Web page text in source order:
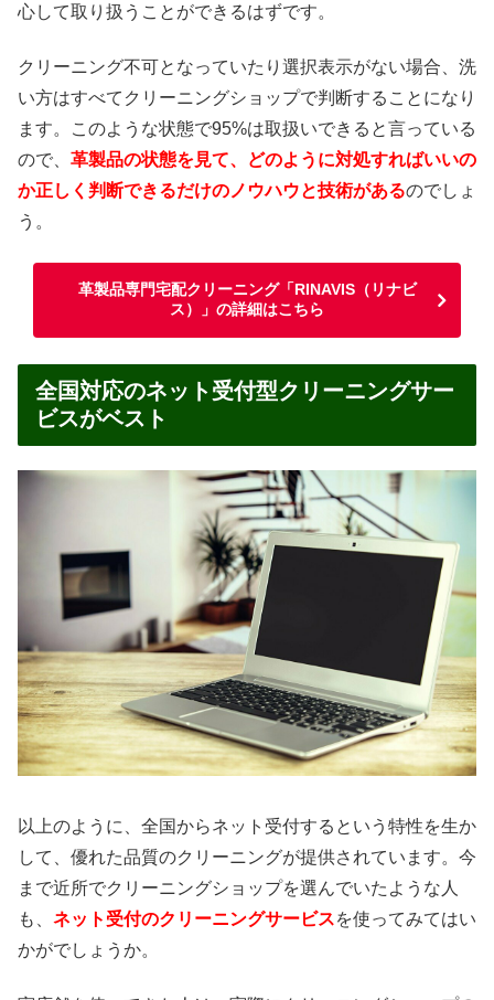
心して取り扱うことができるはずです。
クリーニング不可となっていたり選択表示がない場合、洗
い方はすべてクリーニングショップで判断することになり
ます。このような状態で95%は取扱いできると言っている
ので、 革製品の状態を見て、どのように対処すればいいの
か正しく判断できるだけのノウハウと技術があるのでしょ
う。
革製品専門宅配クリーニング「RINAVIS（リナビ
ス）」の詳細はこちら
全国対応のネット受付型クリーニングサー
ビスがベスト
以上のように、全国からネット受付するという特性を生か
して、優れた品質のクリーニングが提供されています。今
まで近所でクリーニングショップを選んでいたような人
も、 ネット受付のクリーニングサービスを使ってみてはい
かがでしょうか。